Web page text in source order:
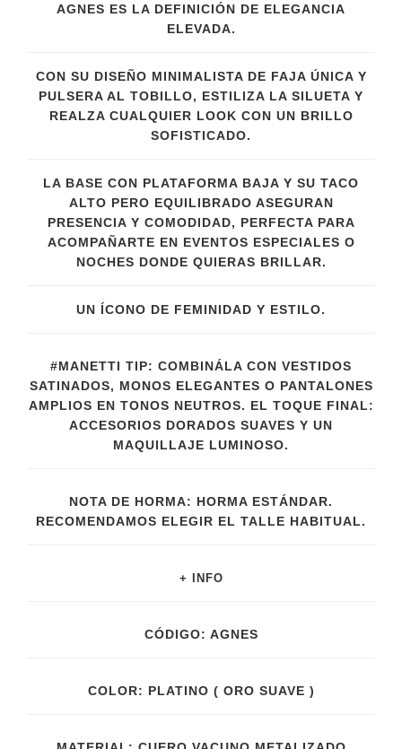
AGNES ES LA DEFINICIÓN DE ELEGANCIA
ELEVADA.
CON SU DISEÑO MINIMALISTA DE FAJA ÚNICA Y
PULSERA AL TOBILLO, ESTILIZA LA SILUETA Y
REALZA CUALQUIER LOOK CON UN BRILLO
SOFISTICADO.
LA BASE CON PLATAFORMA BAJA Y SU TACO
ALTO PERO EQUILIBRADO ASEGURAN
PRESENCIA Y COMODIDAD, PERFECTA PARA
ACOMPAÑARTE EN EVENTOS ESPECIALES O
NOCHES DONDE QUIERAS BRILLAR.
UN ÍCONO DE FEMINIDAD Y ESTILO.
#MANETTI TIP: COMBINÁLA CON VESTIDOS
SATINADOS, MONOS ELEGANTES O PANTALONES
AMPLIOS EN TONOS NEUTROS. EL TOQUE FINAL:
ACCESORIOS DORADOS SUAVES Y UN
MAQUILLAJE LUMINOSO.
NOTA DE HORMA: HORMA ESTÁNDAR.
RECOMENDAMOS ELEGIR EL TALLE HABITUAL.
+ INFO
CÓDIGO: AGNES
COLOR: PLATINO ( ORO SUAVE )